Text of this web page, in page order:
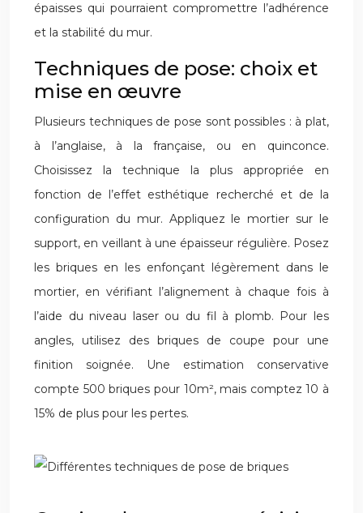
épaisses qui pourraient compromettre l’adhérence
et la stabilité du mur.
Techniques de pose: choix et
mise en œuvre
Plusieurs techniques de pose sont possibles : à plat,
à l’anglaise, à la française, ou en quinconce.
Choisissez la technique la plus appropriée en
fonction de l’effet esthétique recherché et de la
configuration du mur. Appliquez le mortier sur le
support, en veillant à une épaisseur régulière. Posez
les briques en les enfonçant légèrement dans le
mortier, en vérifiant l’alignement à chaque fois à
l’aide du niveau laser ou du fil à plomb. Pour les
angles, utilisez des briques de coupe pour une
finition soignée. Une estimation conservative
compte 500 briques pour 10m², mais comptez 10 à
15% de plus pour les pertes.